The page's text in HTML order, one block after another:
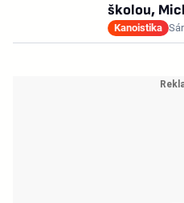
školou,
Kanoistika